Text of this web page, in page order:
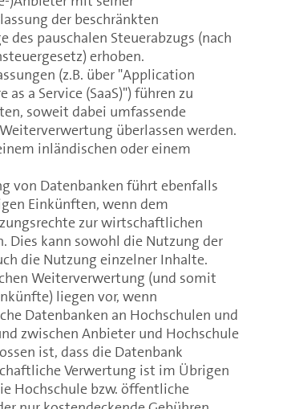
der beschränkten
pauschalen Steuerabzugs (nach
erhoben.
(z.B. über "Application
a Service (SaaS)") führen zu
soweit dabei umfassende
überlassen werden.
inländischen oder einem
von Datenbanken führt ebenfalls
Einkünften, wenn dem
zur wirtschaftlichen
Dies kann sowohl die Nutzung der
die Nutzung einzelner Inhalte.
Weiterverwertung (und somit
liegen vor, wenn
Datenbanken an Hochschulen und
zwischen Anbieter und Hochschule
ist, dass die Datenbank
Verwertung ist im Übrigen
Hochschule bzw. öffentliche